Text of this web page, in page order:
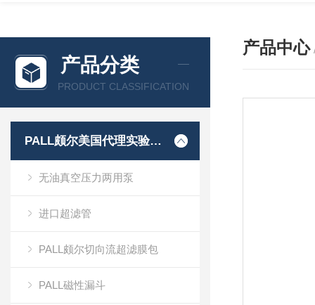
产品分类
PRODUCT CLASSIFICATION
PALL颇尔美国代理实验室过滤产品
无油真空压力两用泵
进口超滤管
PALL颇尔切向流超滤膜包
PALL磁性漏斗
产品中心